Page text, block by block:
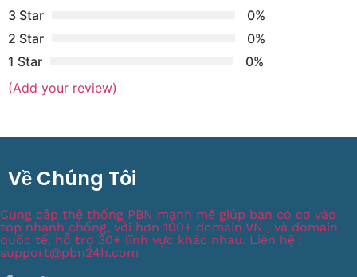
3 Star
0%
2 Star
0%
1 Star
0%
(Add your review)
Về Chúng Tôi
Cung cấp thệ thống PBN mạnh mẽ giúp bạn có cơ vào
top nhanh chống, với hơn 100+ domain VN , và domain
quốc tế, hỗ trợ 30+ lĩnh vực khác nhau. Liên hệ :
support@pbn24h.com